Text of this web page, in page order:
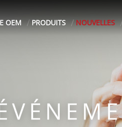
OEM PRODUITS NOUVELLES